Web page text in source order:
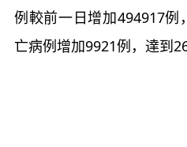
例較前一日增加494917例
亡病例增加9921例，達到